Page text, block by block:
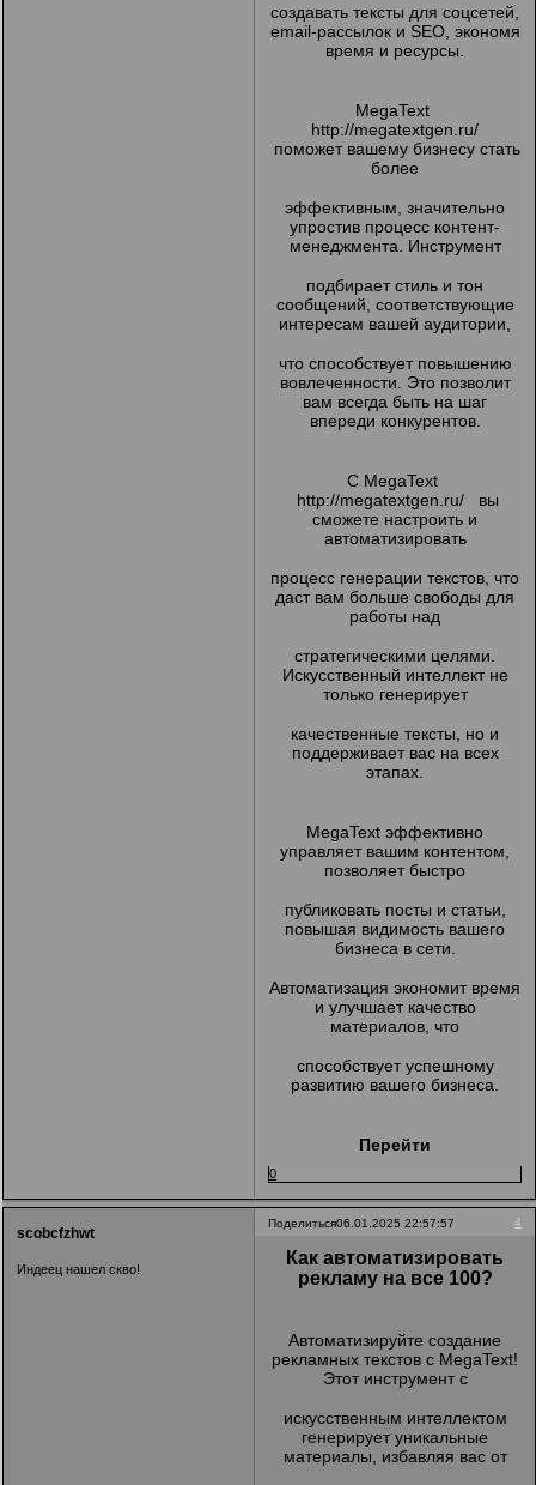
создавать тексты для соцсетей,
email-рассылок и SEO, экономя
время и ресурсы.
MegaText
http://megatextgen.ru/
поможет вашему бизнесу стать
более
эффективным, значительно
упростив процесс контент-
менеджмента. Инструмент
подбирает стиль и тон
сообщений, соответствующие
интересам вашей аудитории,
что способствует повышению
вовлеченности. Это позволит
вам всегда быть на шаг
впереди конкурентов.
С MegaText
http://megatextgen.ru/вы
сможете настроить и
автоматизировать
процесс генерации текстов, что
даст вам больше свободы для
работы над
стратегическими целями.
Искусственный интеллект не
только генерирует
качественные тексты, но и
поддерживает вас на всех
этапах.
MegaText эффективно
управляет вашим контентом,
позволяет быстро
публиковать посты и статьи,
повышая видимость вашего
бизнеса в сети.
Автоматизация экономит время
и улучшает качество
материалов, что
способствует успешному
развитию вашего бизнеса.
Перейти
0
Поделиться 4
06.01.2025 22:57:57
scobcfzhwt
Индеец нашел скво!
Как автоматизировать
рекламу на все 100?
Автоматизируйте создание
рекламных текстов с MegaText!
Этот инструмент с
искусственным интеллектом
генерирует уникальные
материалы, избавляя вас от